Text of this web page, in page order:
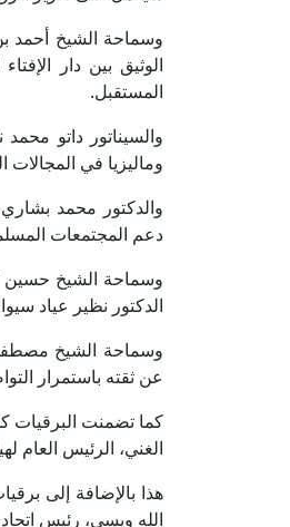
وسماحة الشيخ أحمد
الوثيق بين دار
المستقبل.
والسيناتور داتو
وماليزيا في المجالات
والدكتور محمد
دعم المجتمعات
وسماحة الشيخ حسين
الدكتور نظير عياد
وسماحة الشيخ مصطفى
عن ثقته باستمرار
كما تضمنت البرقيات
الغني، الرئيس العام
هذا بالإضافة إلى
الله ويسي، رئيس